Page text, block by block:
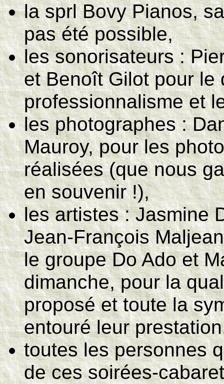
la sprl Bovy Pianos,
pas été possible,
les sonorisateurs :
et Benoît Gilot pour le
professionnalisme et
les photographes :
Mauroy, pour les
réalisées (que nous
en souvenir !),
les artistes : Jasmine
Jean-François
le groupe Do Ado et
dimanche, pour la
proposé et toute la
entouré leur
toutes les personnes
de ces soirées-